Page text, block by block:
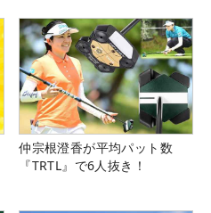
仲宗根澄香が平均パット数
『TRTL』で6人抜き！